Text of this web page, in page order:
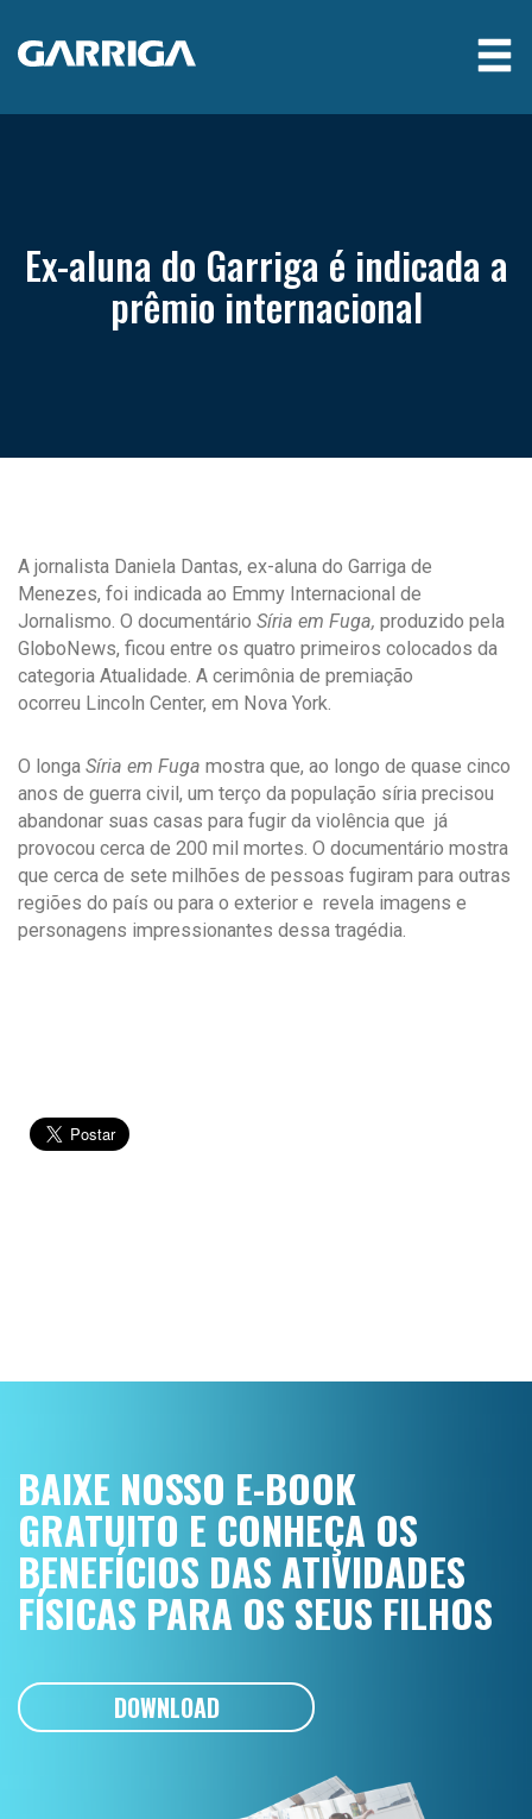
Ex-aluna do Garriga é indicada a
prêmio internacional
A jornalista Daniela Dantas, ex-aluna do Garriga de
Menezes, foi indicada ao Emmy Internacional de
Jornalismo. O documentário Síria em Fuga, produzido pela
GloboNews, ficou entre os quatro primeiros colocados da
categoria Atualidade. A cerimônia de premiação
ocorreu Lincoln Center, em Nova York.
O longa Síria em Fuga mostra que, ao longo de quase cinco
anos de guerra civil, um terço da população síria precisou
abandonar suas casas para fugir da violência que já
provocou cerca de 200 mil mortes. O documentário mostra
que cerca de sete milhões de pessoas fugiram para outras
regiões do país ou para o exterior e revela imagens e
personagens impressionantes dessa tragédia.
BAIXE NOSSO E-BOOK
GRATUITO E CONHEÇA OS
BENEFÍCIOS DAS ATIVIDADES
FÍSICAS PARA OS SEUS FILHOS
DOWNLOAD